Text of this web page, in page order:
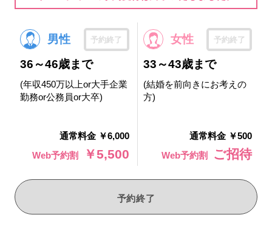
男性 予約終了
36～46歳まで
(年収450万以上or大手企業
勤務or公務員or大卒)
通常料金 ￥6,000
Web予約割
￥5,500
女性 予約終了
33～43歳まで
(結婚を前向きにお考えの
方)
通常料金 ￥500
Web予約割
ご招待
予約終了